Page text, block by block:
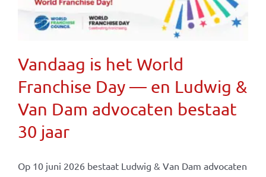
Vandaag is het World
Franchise Day — en Ludwig &
Van Dam advocaten bestaat
30 jaar
Op 10 juni 2026 bestaat Ludwig & Van Dam advocaten